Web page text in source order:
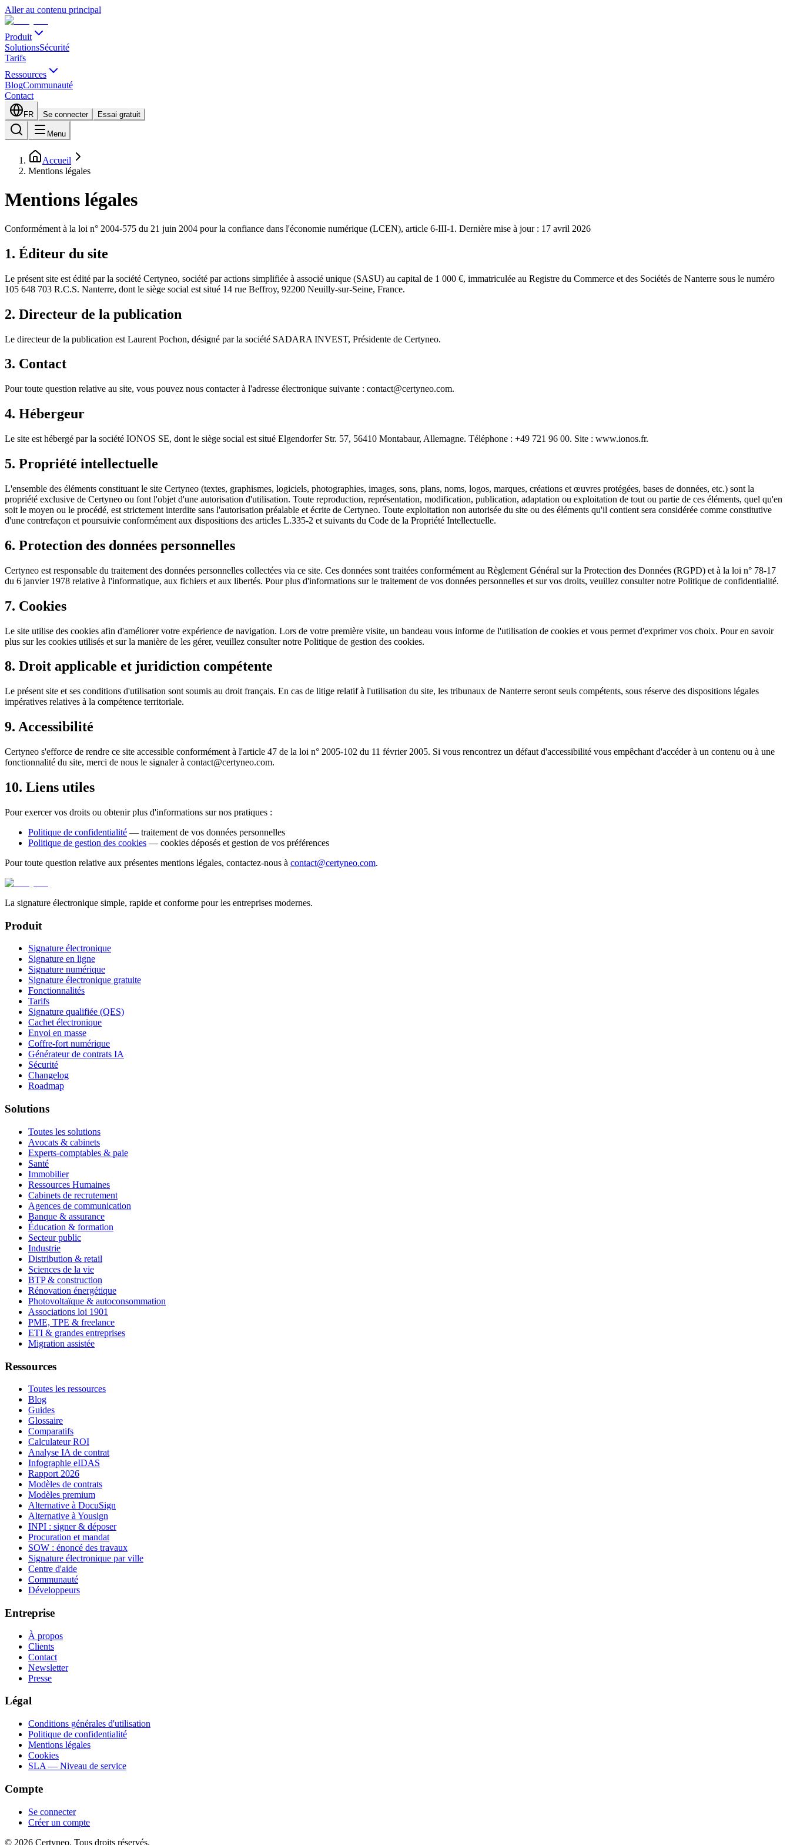
Aller au contenu principal
Produit
SolutionsSécurité
Tarifs
Ressources
BlogCommunauté
Contact
FR Se connecter Essai gratuit
Menu
Accueil
Mentions légales
Mentions légales
Conformément à la loi n° 2004-575 du 21 juin 2004 pour la confiance dans l'économie numérique (LCEN), article 6-III-1. Dernière mise à jour : 17 avril 2026
1. Éditeur du site
Le présent site est édité par la société Certyneo, société par actions simplifiée à associé unique (SASU) au capital de 1 000 €, immatriculée au Registre du Commerce et des Sociétés de Nanterre sous le numéro
105 648 703 R.C.S. Nanterre, dont le siège social est situé 14 rue Beffroy, 92200 Neuilly-sur-Seine, France.
2. Directeur de la publication
Le directeur de la publication est Laurent Pochon, désigné par la société SADARA INVEST, Présidente de Certyneo.
3. Contact
Pour toute question relative au site, vous pouvez nous contacter à l'adresse électronique suivante : contact@certyneo.com.
4. Hébergeur
Le site est hébergé par la société IONOS SE, dont le siège social est situé Elgendorfer Str. 57, 56410 Montabaur, Allemagne. Téléphone : +49 721 96 00. Site : www.ionos.fr.
5. Propriété intellectuelle
L'ensemble des éléments constituant le site Certyneo (textes, graphismes, logiciels, photographies, images, sons, plans, noms, logos, marques, créations et œuvres protégées, bases de données, etc.) sont la
propriété exclusive de Certyneo ou font l'objet d'une autorisation d'utilisation. Toute reproduction, représentation, modification, publication, adaptation ou exploitation de tout ou partie de ces éléments, quel qu'en
soit le moyen ou le procédé, est strictement interdite sans l'autorisation préalable et écrite de Certyneo. Toute exploitation non autorisée du site ou des éléments qu'il contient sera considérée comme constitutive
d'une contrefaçon et poursuivie conformément aux dispositions des articles L.335-2 et suivants du Code de la Propriété Intellectuelle.
6. Protection des données personnelles
Certyneo est responsable du traitement des données personnelles collectées via ce site. Ces données sont traitées conformément au Règlement Général sur la Protection des Données (RGPD) et à la loi n° 78-17
du 6 janvier 1978 relative à l'informatique, aux fichiers et aux libertés. Pour plus d'informations sur le traitement de vos données personnelles et sur vos droits, veuillez consulter notre Politique de confidentialité.
7. Cookies
Le site utilise des cookies afin d'améliorer votre expérience de navigation. Lors de votre première visite, un bandeau vous informe de l'utilisation de cookies et vous permet d'exprimer vos choix. Pour en savoir
plus sur les cookies utilisés et sur la manière de les gérer, veuillez consulter notre Politique de gestion des cookies.
8. Droit applicable et juridiction compétente
Le présent site et ses conditions d'utilisation sont soumis au droit français. En cas de litige relatif à l'utilisation du site, les tribunaux de Nanterre seront seuls compétents, sous réserve des dispositions légales
impératives relatives à la compétence territoriale.
9. Accessibilité
Certyneo s'efforce de rendre ce site accessible conformément à l'article 47 de la loi n° 2005-102 du 11 février 2005. Si vous rencontrez un défaut d'accessibilité vous empêchant d'accéder à un contenu ou à une
fonctionnalité du site, merci de nous le signaler à contact@certyneo.com.
10. Liens utiles
Pour exercer vos droits ou obtenir plus d'informations sur nos pratiques :
Politique de confidentialité — traitement de vos données personnelles
Politique de gestion des cookies — cookies déposés et gestion de vos préférences
Pour toute question relative aux présentes mentions légales, contactez-nous à contact@certyneo.com.
La signature électronique simple, rapide et conforme pour les entreprises modernes.
Produit
Signature électronique
Signature en ligne
Signature numérique
Signature électronique gratuite
Fonctionnalités
Tarifs
Signature qualifiée (QES)
Cachet électronique
Envoi en masse
Coffre-fort numérique
Générateur de contrats IA
Sécurité
Changelog
Roadmap
Solutions
Toutes les solutions
Avocats & cabinets
Experts-comptables & paie
Santé
Immobilier
Ressources Humaines
Cabinets de recrutement
Agences de communication
Banque & assurance
Éducation & formation
Secteur public
Industrie
Distribution & retail
Sciences de la vie
BTP & construction
Rénovation énergétique
Photovoltaïque & autoconsommation
Associations loi 1901
PME, TPE & freelance
ETI & grandes entreprises
Migration assistée
Ressources
Toutes les ressources
Blog
Guides
Glossaire
Comparatifs
Calculateur ROI
Analyse IA de contrat
Infographie eIDAS
Rapport 2026
Modèles de contrats
Modèles premium
Alternative à DocuSign
Alternative à Yousign
INPI : signer & déposer
Procuration et mandat
SOW : énoncé des travaux
Signature électronique par ville
Centre d'aide
Communauté
Développeurs
Entreprise
À propos
Clients
Contact
Newsletter
Presse
Légal
Conditions générales d'utilisation
Politique de confidentialité
Mentions légales
Cookies
SLA — Niveau de service
Compte
Se connecter
Créer un compte
© 2026 Certyneo. Tous droits réservés.